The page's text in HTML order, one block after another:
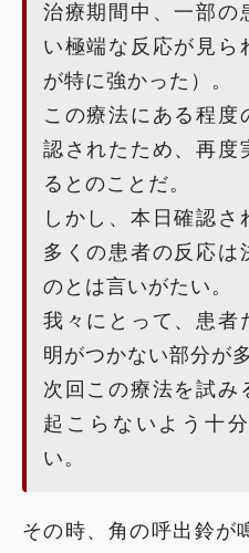
治療期間中、一部の
い極端な反応が見ら
が特に強かった）。
この療法にある程度
認されたため、再度
るとのことだ。
しかし、本日確認さ
多くの患者の反応は
のとは言いがたい。
我々にとって、患者
明がつかない部分が多
次回この療法を試み
起こらないよう十
い。
その時、角の呼出鈴が